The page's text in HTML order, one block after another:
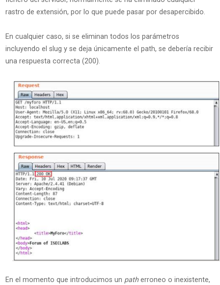
rastro de extensión, por lo que puede pasar por desapercibido.
En cualquier caso, si se eliminan todos los parámetros
incluyendo el slug y se deja únicamente el path, se debería recibir
una respuesta correcta (200).
En el momento que introducimos un patherroneo o inexistente,